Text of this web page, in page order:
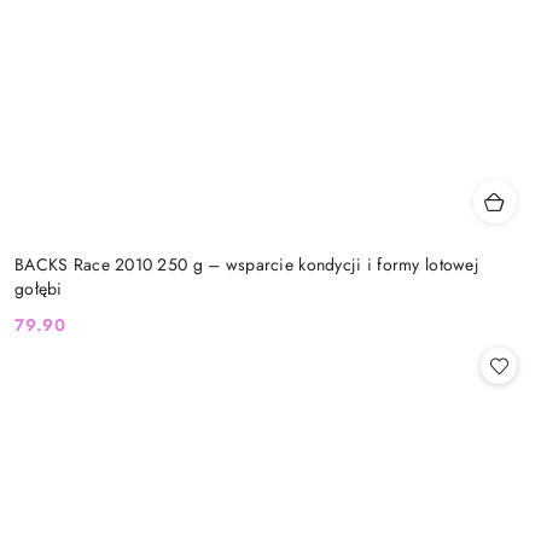
BACKS Race 2010 250 g – wsparcie kondycji i formy lotowej
gołębi
Cena:
79.90